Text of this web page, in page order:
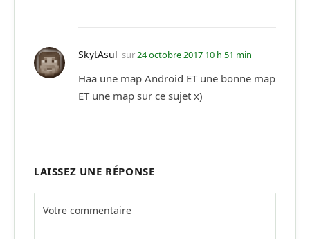
SkytAsul sur24 octobre 2017 10 h 51 min
Haa une map Android ET une bonne map
ET une map sur ce sujet x)
LAISSEZ UNE RÉPONSE